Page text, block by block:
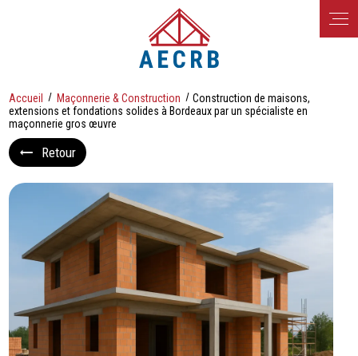
Accueil Maçonnerie & Construction
Construction de maisons,
extensions et fondations solides à Bordeaux par un spécialiste en
maçonnerie gros œuvre
Retour